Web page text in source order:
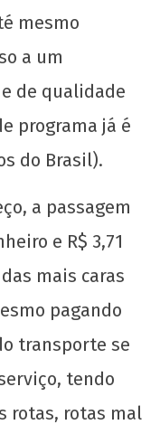
do
mesmo
a um
de qualidade
programa já é
do Brasil).
a passagem
e R$ 3,71
mais caras
pagando
transporte se
tendo
rotas, rotas mal